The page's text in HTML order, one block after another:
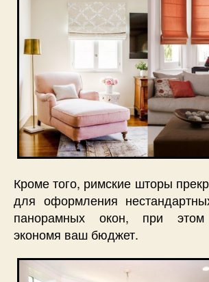
Кроме того, римские шторы
для оформления
панорамных окон, при этом
экономя ваш бюджет.